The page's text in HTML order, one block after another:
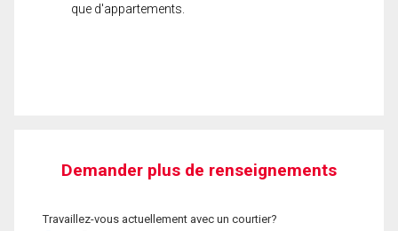
que d'appartements.
Demander plus de renseignements
Travaillez-vous actuellement avec un courtier?